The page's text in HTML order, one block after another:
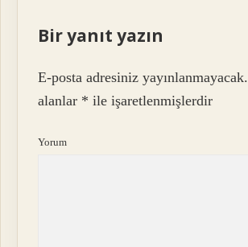
Bir yanıt yazın
E-posta adresiniz yayınlanmayacak.
alanlar * ile işaretlenmişlerdir
Yorum